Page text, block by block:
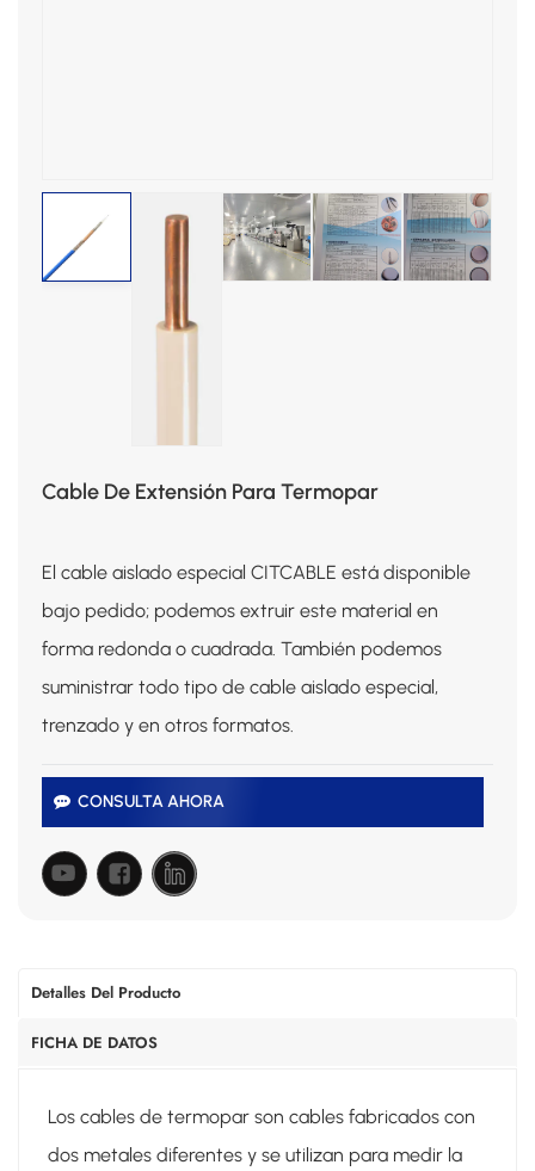
Cable De Extensión Para Termopar
El cable aislado especial CITCABLE está disponible
bajo pedido; podemos extruir este material en
forma redonda o cuadrada. También podemos
suministrar todo tipo de cable aislado especial,
trenzado y en otros formatos.
CONSULTA AHORA
Detalles Del Producto
FICHA DE DATOS
Los cables de termopar son cables fabricados con
dos metales diferentes y se utilizan para medir la